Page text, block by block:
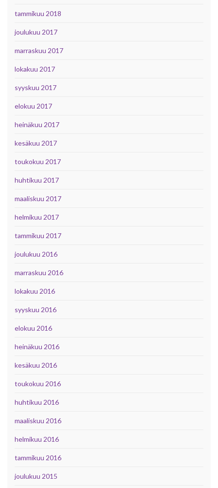
tammikuu 2018
joulukuu 2017
marraskuu 2017
lokakuu 2017
syyskuu 2017
elokuu 2017
heinäkuu 2017
kesäkuu 2017
toukokuu 2017
huhtikuu 2017
maaliskuu 2017
helmikuu 2017
tammikuu 2017
joulukuu 2016
marraskuu 2016
lokakuu 2016
syyskuu 2016
elokuu 2016
heinäkuu 2016
kesäkuu 2016
toukokuu 2016
huhtikuu 2016
maaliskuu 2016
helmikuu 2016
tammikuu 2016
joulukuu 2015